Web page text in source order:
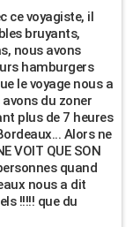
ce voyagiste, il
bruyants,
nous avons
hamburgers
le voyage nous a
du zoner
plus de 7 heures
Alors ne
VOIT QUE SON
quand
nous a dit
!!!!! que du